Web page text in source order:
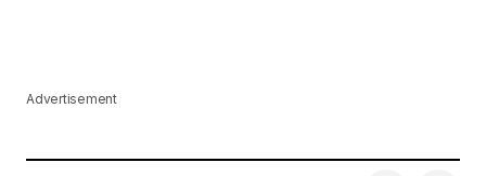
Advertisement